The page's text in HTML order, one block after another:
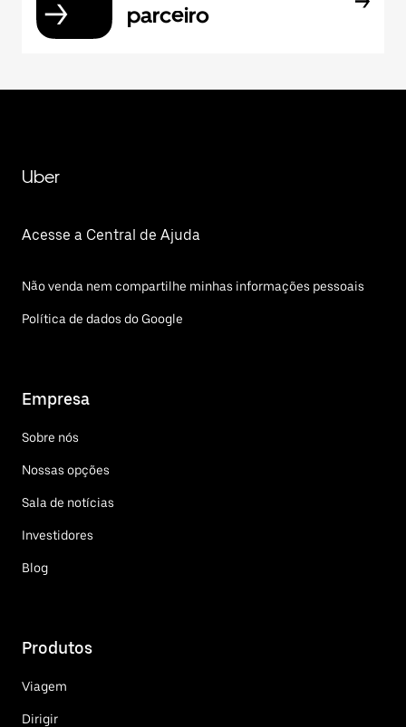
parceiro
Uber
Acesse a Central de Ajuda
Não venda nem compartilhe minhas informações pessoais
Política de dados do Google
Empresa
Sobre nós
Nossas opções
Sala de notícias
Investidores
Blog
Produtos
Viagem
Dirigir